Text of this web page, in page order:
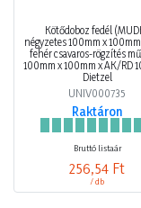
Kötődoboz fedél
négyzetes 100mm x
fehér csavaros-rögzítés
100mm x 100mm x AK/RD
Dietzel
UNIV000735
Raktáron
Bruttó listaár
256,54 Ft
/ db